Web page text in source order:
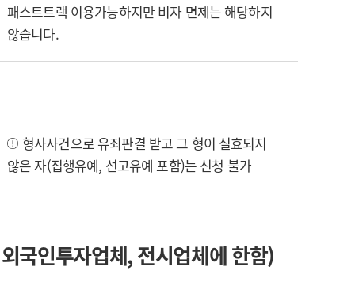
패스트트랙 이용가능하지만 비자 면제는 해당하지
않습니다.
형사사건으로 유죄판결 받고 그 형이 실효되지
않은 자(집행유예, 선고유예 포함)는 신청 불가
국인투자업체, 전시업체에 한함)